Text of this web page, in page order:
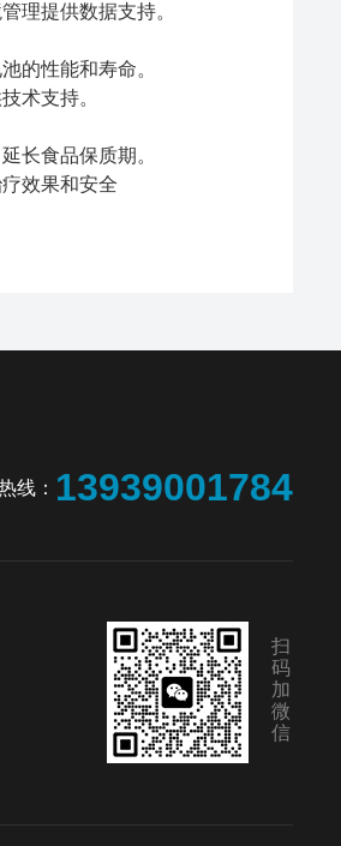
理提供数据支持。
的性能和寿命。
术支持。
长食品保质期。
效果和安全
线： 13939001784
扫
码
加
微
信